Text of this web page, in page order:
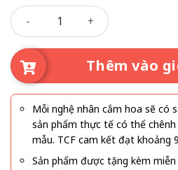
Mẫu hoa cưới sang trọng 112 số
Thêm vào
Mỗi nghệ nhân cắm hoa sẽ có
sản phẩm thực tế có thể chênh
mẫu. TCF cam kết đạt khoảng
Sản phẩm được tặng kèm